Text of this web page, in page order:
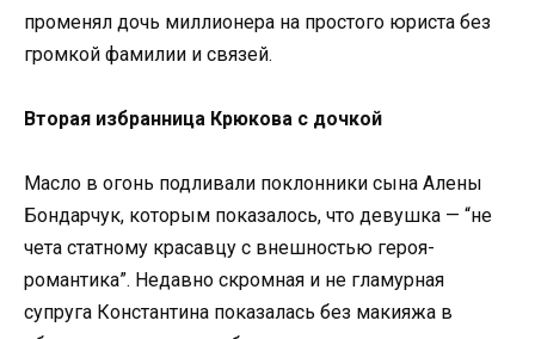
променял дочь миллионера на простого юриста без
громкой фамилии и связей.
Вторая избранница Крюкова с дочкой
Масло в огонь подливали поклонники сына Алены
Бондарчук, которым показалось, что девушка — “не
чета статному красавцу с внешностью героя-
романтика”. Недавно скромная и не гламурная
супруга Константина показалась без макияжа в